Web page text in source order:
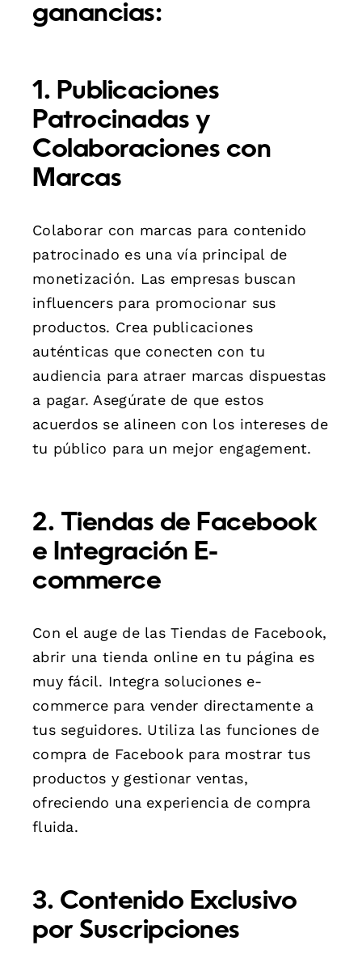
ganancias:
1. Publicaciones
Patrocinadas y
Colaboraciones con
Marcas
Colaborar con marcas para contenido
patrocinado es una vía principal de
monetización. Las empresas buscan
influencers para promocionar sus
productos. Crea publicaciones
auténticas que conecten con tu
audiencia para atraer marcas dispuestas
a pagar. Asegúrate de que estos
acuerdos se alineen con los intereses de
tu público para un mejor engagement.
2. Tiendas de Facebook
e Integración E-
commerce
Con el auge de las Tiendas de Facebook,
abrir una tienda online en tu página es
muy fácil. Integra soluciones e-
commerce para vender directamente a
tus seguidores. Utiliza las funciones de
compra de Facebook para mostrar tus
productos y gestionar ventas,
ofreciendo una experiencia de compra
fluida.
3. Contenido Exclusivo
por Suscripciones